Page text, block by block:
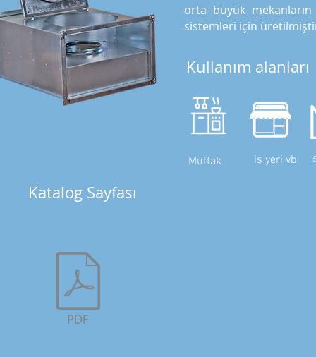
Katalog Sayfası
orta büyük mekanların
sistemleri için
Kullanım alanları
Mutfak is yeri vb